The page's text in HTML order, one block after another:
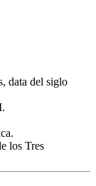
data del siglo
los Tres